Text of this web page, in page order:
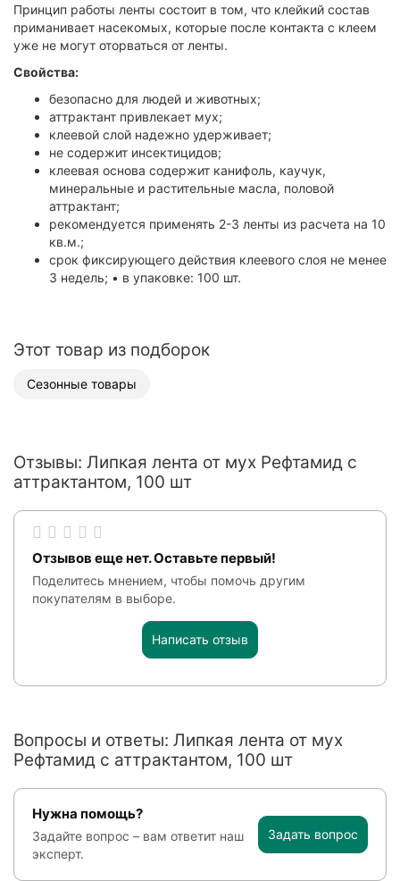
Принцип работы ленты состоит в том, что клейкий состав
приманивает насекомых, которые после контакта с клеем
уже не могут оторваться от ленты.
Свойства:
безопасно для людей и животных;
аттрактант привлекает мух;
клеевой слой надежно удерживает;
не содержит инсектицидов;
клеевая основа содержит канифоль, каучук,
минеральные и растительные масла, половой
аттрактант;
рекомендуется применять 2-3 ленты из расчета на 10
кв.м.;
срок фиксирующего действия клеевого слоя не менее
3 недель; • в упаковке: 100 шт.
Этот товар из подборок
Сезонные товары
Отзывы: Липкая лента от мух Рефтамид с
аттрактантом, 100 шт
Отзывов еще нет. Оставьте первый!
Поделитесь мнением, чтобы помочь другим
покупателям в выборе.
Написать отзыв
Вопросы и ответы: Липкая лента от мух
Рефтамид с аттрактантом, 100 шт
Нужна помощь?
Задайте вопрос – вам ответит наш
эксперт.
Задать вопрос